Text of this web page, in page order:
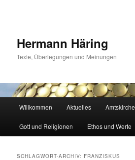
Hermann Häring
Texte, Überlegungen und Meinungen
Willkommen Aktuelles Amtskirche
Gott und Religionen Ethos und Werte
SCHLAGWORT-ARCHIV: FRANZISKUS